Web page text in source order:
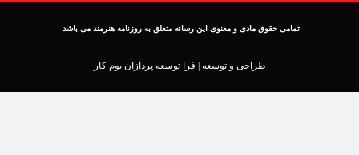
تمامی حقوق مادی و معنوی این رسانه متعلق به روزنامه هنرمند می باشد
طراحی و توسعه | فرا توسعه پردازان بوم کار